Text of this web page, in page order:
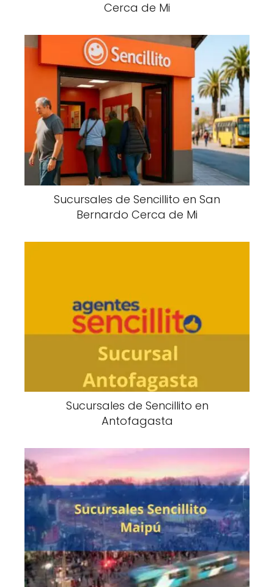
Cerca de Mi
Sucursales de Sencillito en San
Bernardo Cerca de Mi
Sucursales de Sencillito en
Antofagasta